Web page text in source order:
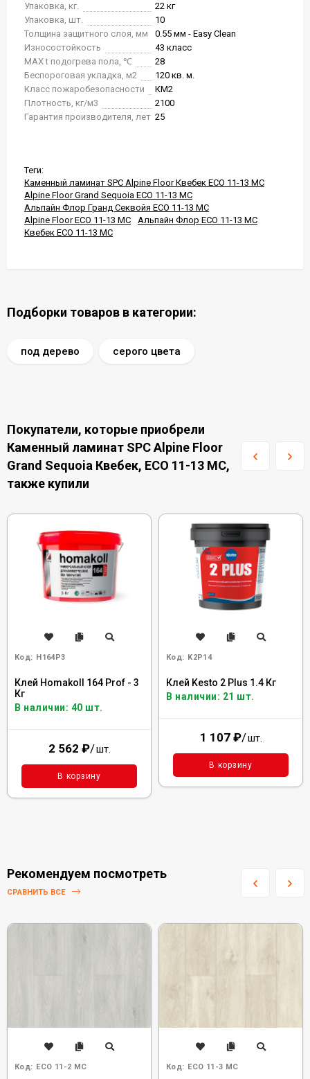
Упаковка, кг.
22 кг
Упаковка, шт.
10
Толщина защитного слоя, мм
0.55 мм - Easy Clean
Износостойкость
43 класс
MAX t подогрева пола, ℃
28
Беспороговая укладка, м2
120 кв. м.
Класс пожаробезопасности
КМ2
Плотность, кг/м3
2100
Гарантия производителя, лет 25
Теги:
Каменный ламинат SPC Alpine Floor Квебек ECO 11-13 MC
Alpine Floor Grand Sequoia ECO 11-13 MC
Альпайн Флор Гранд Секвойя ECO 11-13 MC
Alpine Floor ECO 11-13 MC
Альпайн Флор ECO 11-13 MC
Квебек ECO 11-13 MC
Подборки товаров в категории:
под дерево серого цвета
Покупатели, которые приобрели
Каменный ламинат SPC Alpine Floor
Grand Sequoia Квебек, ECO 11-13 MC,
также купили
Код: H164P3
Клей Homakoll 164 Prof - 3
Кг
В наличии: 40 шт.
2 562 ₽/шт.
В корзину
Код: K2P14
Клей Kesto 2 Plus 1.4 Кг
В наличии: 21 шт.
1 107 ₽/шт.
В корзину
Рекомендуем посмотреть
СРАВНИТЬ ВСЕ
Код: ECO 11-2 MC Код: ECO 11-3 MC